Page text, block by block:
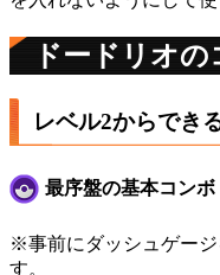
ドードリオ
レベル2からでき
最序盤の基本コンボ
※事前にダッシュゲージ
す。